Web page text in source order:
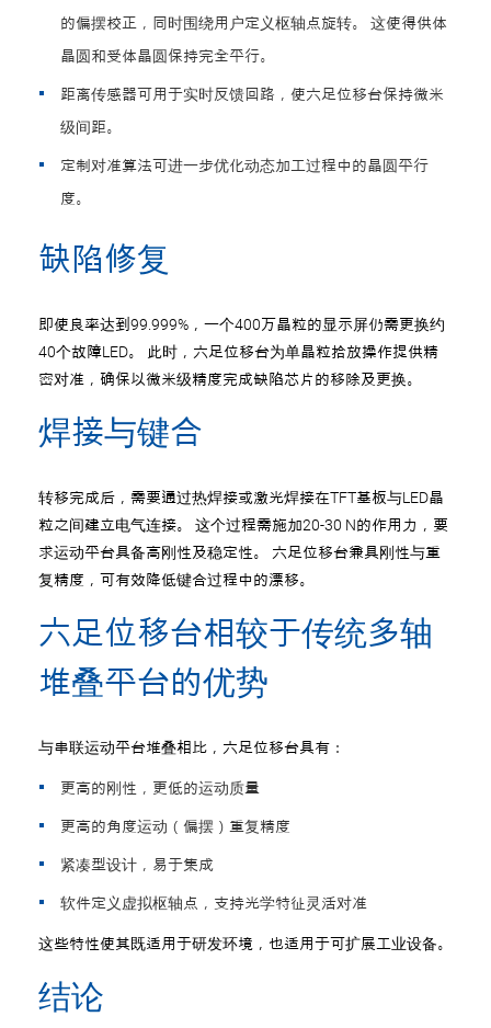
的偏摆校正，同时围绕用户定义枢轴点旋转。 这使得供体
晶圆和受体晶圆保持完全平行。
距离传感器可用于实时反馈回路，使六足位移台保持微米
级间距。
定制对准算法可进一步优化动态加工过程中的晶圆平行
度。
缺陷修复
即使良率达到99.999%，一个400万晶粒的显示屏仍需更换约
40个故障LED。 此时，六足位移台为单晶粒拾放操作提供精
密对准，确保以微米级精度完成缺陷芯片的移除及更换。
焊接与键合
转移完成后，需要通过热焊接或激光焊接在TFT基板与LED晶
粒之间建立电气连接。 这个过程需施加20-30 N的作用力，要
求运动平台具备高刚性及稳定性。 六足位移台兼具刚性与重
复精度，可有效降低键合过程中的漂移。
六足位移台相较于传统多轴
堆叠平台的优势
与串联运动平台堆叠相比，六足位移台具有：
更高的刚性，更低的运动质量
更高的角度运动（偏摆）重复精度
紧凑型设计，易于集成
软件定义虚拟枢轴点，支持光学特征灵活对准
这些特性使其既适用于研发环境，也适用于可扩展工业设备。
结论